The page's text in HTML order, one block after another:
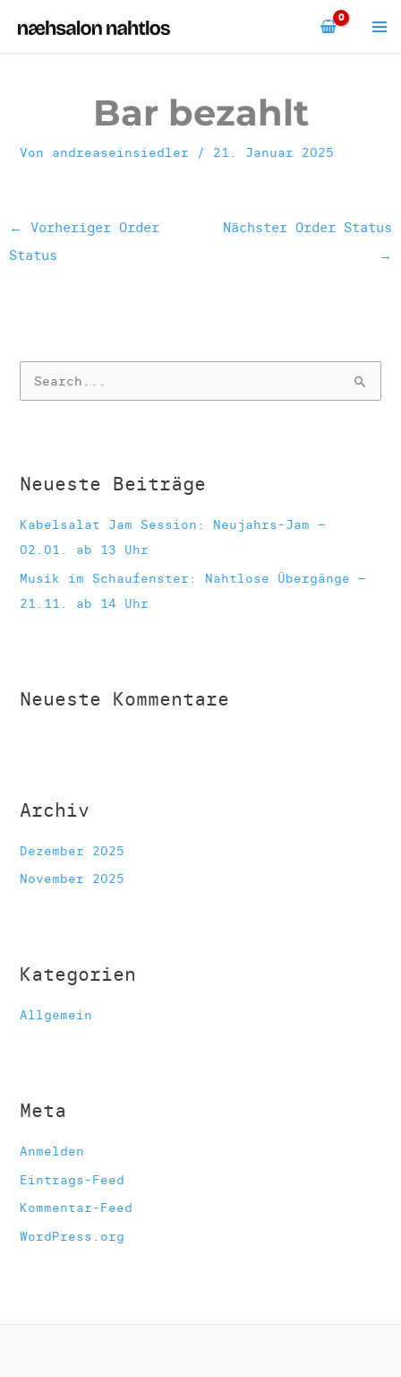
Inhalt
springen
Bar bezahlt
Von andreaseinsiedler / 21. Januar 2025
←
Vorheriger Order
Status
Nächster Order Status
→
u
e
n
a
c
h
Neueste Beiträge
Kabelsalat Jam Session: Neujahrs-Jam –
02.01. ab 13 Uhr
Musik im Schaufenster: Nahtlose Übergänge –
21.11. ab 14 Uhr
Neueste Kommentare
Archiv
Dezember 2025
November 2025
Kategorien
Allgemein
Meta
Anmelden
Eintrags-Feed
Kommentar-Feed
WordPress.org